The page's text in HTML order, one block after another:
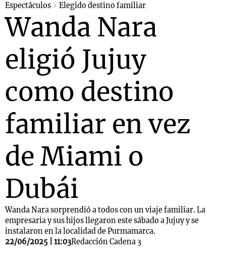
Espectáculos Elegido destino familiar
Wanda Nara
eligió Jujuy
como destino
familiar en vez
de Miami o
Dubái
Wanda Nara sorprendió a todos con un viaje familiar. La
empresaria y sus hijos llegaron este sábado a Jujuy y se
instalaron en la localidad de Purmamarca.
22/06/2025 | 11:03Redacción Cadena 3